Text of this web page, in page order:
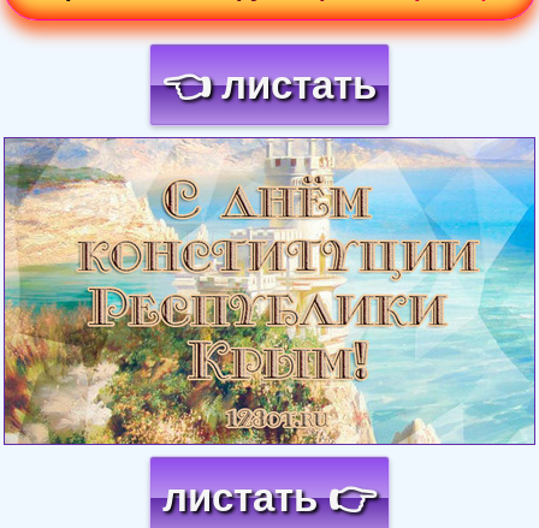
👈 листать
Загрузка картинки...
листать 👉